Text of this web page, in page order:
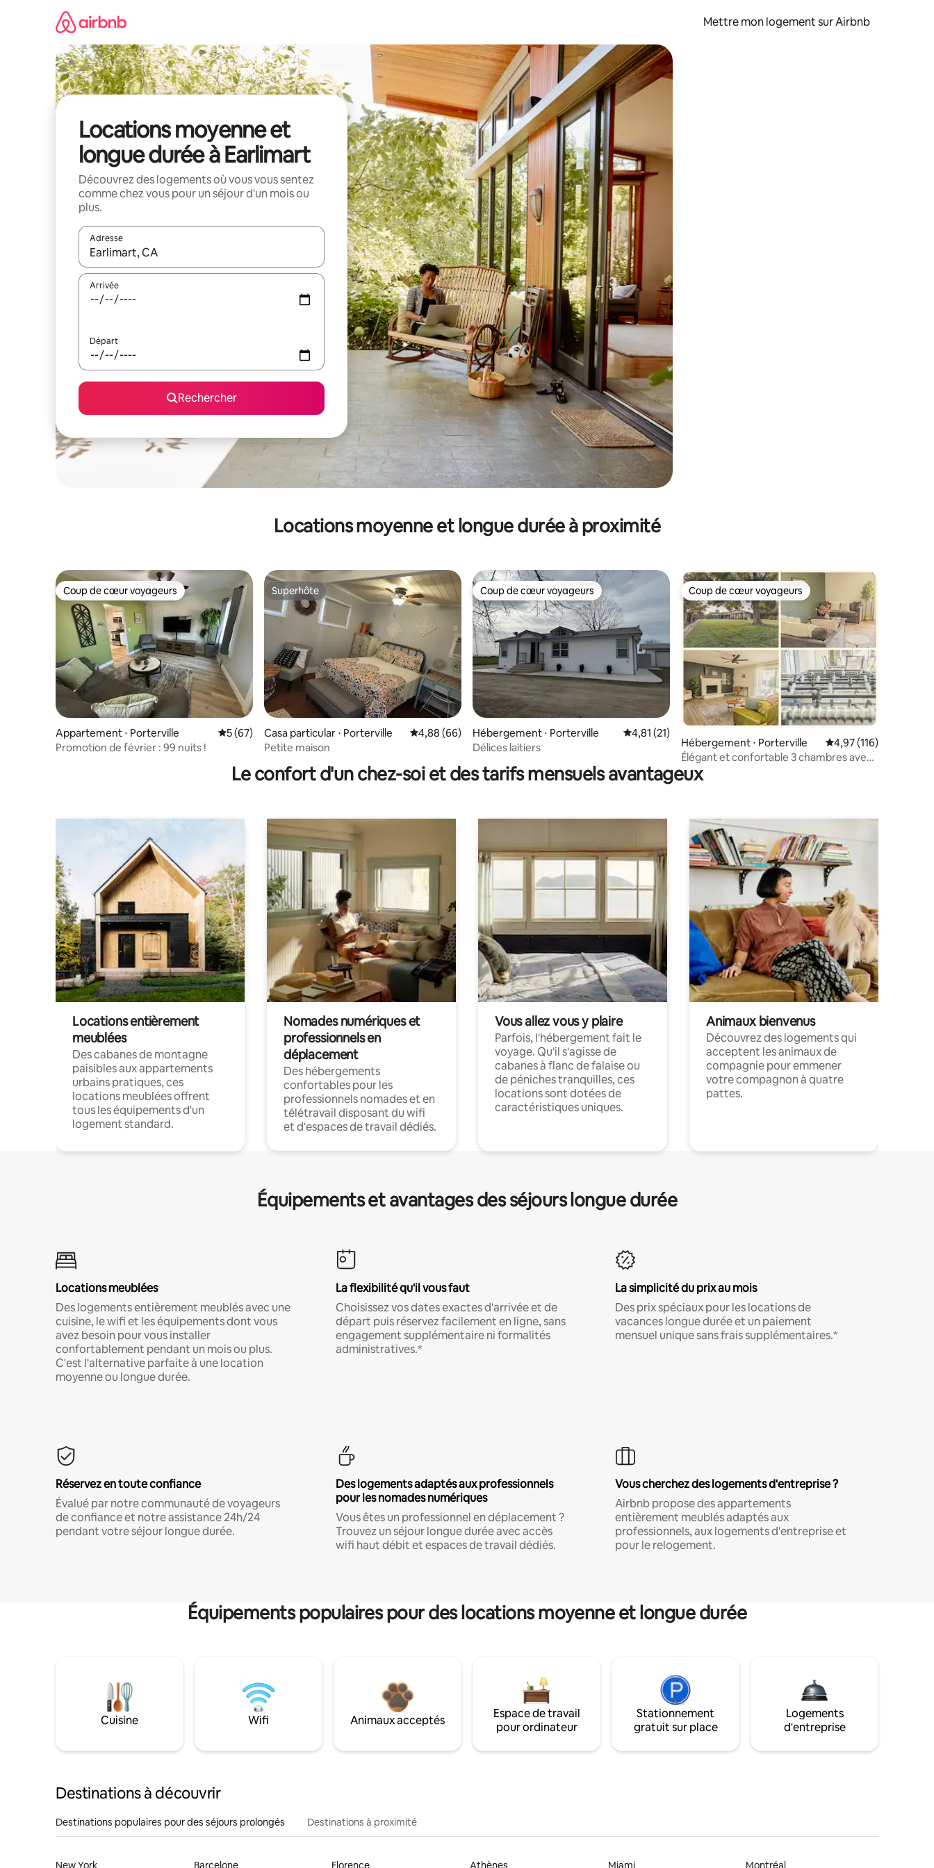
Mettre mon logement sur Airbnb
Locations moyenne et
longue durée à Earlimart
Découvrez des logements où vous vous sentez
comme chez vous pour un séjour d'un mois ou
plus.
Adresse
Lorsque les résultats s'affichent, utilisez les flèches vers le haut et vers le bas pour les parcourir ou en appuyant et en faisant glisser.
Arrivée
Départ
Rechercher
Locations moyenne et longue durée à proximité
Coup de cœur voyageurs
Coup de cœur voyageurs
Appartement ⋅ Porterville Évaluation moyenne sur la base de 67 commentaires : 5 sur 5
5 (67)
Promotion de février : 99 nuits !
Superhôte
Superhôte
Casa particular ⋅ Porterville Évaluation moyenne sur la base de 66 commentaires : 4,88 sur 5
4,88 (66)
Petite maison
Coup de cœur voyageurs
Coup de cœur voyageurs
Hébergement ⋅ Porterville Évaluation moyenne sur la base de 21 commentaires : 4,81 sur 5
4,81 (21)
Délices laitiers
Coup de cœur voyageurs
Coup de cœur voyageurs
Hébergement ⋅ Porterville Évaluation moyenne
4,97 (116)
Élégant et confortable 3 chambres avec
grand jardin et dépendance
Le confort d'un chez-soi et des tarifs mensuels avantageux
Locations entièrement
meublées
Des cabanes de montagne
paisibles aux appartements
urbains pratiques, ces
locations meublées offrent
tous les équipements d'un
logement standard.
Nomades numériques et
professionnels en
déplacement
Des hébergements
confortables pour les
professionnels nomades et en
télétravail disposant du wifi
et d'espaces de travail dédiés.
Vous allez vous y plaire
Parfois, l'hébergement fait le
voyage. Qu'il s'agisse de
cabanes à flanc de falaise ou
de péniches tranquilles, ces
locations sont dotées de
caractéristiques uniques.
Animaux bienvenus
Découvrez des logements qui
acceptent les animaux de
compagnie pour emmener
votre compagnon à quatre
pattes.
Équipements et avantages des séjours longue durée
Locations meublées
Des logements entièrement meublés avec une
cuisine, le wifi et les équipements dont vous
avez besoin pour vous installer
confortablement pendant un mois ou plus.
C'est l'alternative parfaite à une location
moyenne ou longue durée.
La flexibilité qu'il vous faut
Choisissez vos dates exactes d'arrivée et de
départ puis réservez facilement en ligne, sans
engagement supplémentaire ni formalités
administratives.*
La simplicité du prix au mois
Des prix spéciaux pour les locations de
vacances longue durée et un paiement
mensuel unique sans frais supplémentaires.*
Réservez en toute confiance
Évalué par notre communauté de voyageurs
de confiance et notre assistance 24h/24
pendant votre séjour longue durée.
Des logements adaptés aux professionnels
pour les nomades numériques
Vous êtes un professionnel en déplacement ?
Trouvez un séjour longue durée avec accès
wifi haut débit et espaces de travail dédiés.
Vous cherchez des logements d'entreprise ?
Airbnb propose des appartements
entièrement meublés adaptés aux
professionnels, aux logements d'entreprise et
pour le relogement.
Équipements populaires pour des locations moyenne et longue durée
Cuisine Wifi Animaux acceptés
Espace de travail
pour ordinateur
Stationnement
gratuit sur place
Logements
d'entreprise
Destinations à découvrir
Destinations populaires pour des séjours prolongés Destinations à proximité
New York Barcelone Florence Athènes Miami Montréal